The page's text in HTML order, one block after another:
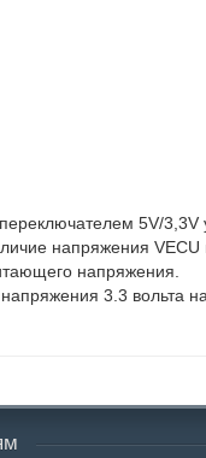
5V/3,3V
напряжения VECU
напряжения.
3.3 вольта